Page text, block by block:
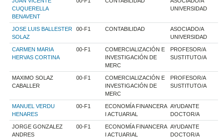
CUQUERELLA
BENAVENT
UNIVERSIDAD
JOSE LUIS BALLESTER
SOLAZ
00-F1 CONTABILIDAD
ASOCIADO/A
UNIVERSIDAD
CARMEN MARIA
HERVAS CORTINA
00-F1
COMERCIALIZACIÓN E
INVESTIGACIÓN DE
MERC
PROFESOR/A
SUSTITUTO/A
MAXIMO SOLAZ
CABALLER
00-F1
COMERCIALIZACIÓN E
INVESTIGACIÓN DE
MERC
PROFESOR/A
SUSTITUTO/A
MANUEL VERDU
HENARES
00-F1
ECONOMÍA FINANCERA
I ACTUARIAL
AYUDANTE
DOCTOR/A
JORGE GONZALEZ
ANDRES
00-F1
ECONOMÍA FINANCERA
I ACTUARIAL
AYUDANTE
DOCTOR/A